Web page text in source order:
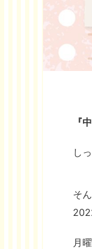
『
し
そ
月